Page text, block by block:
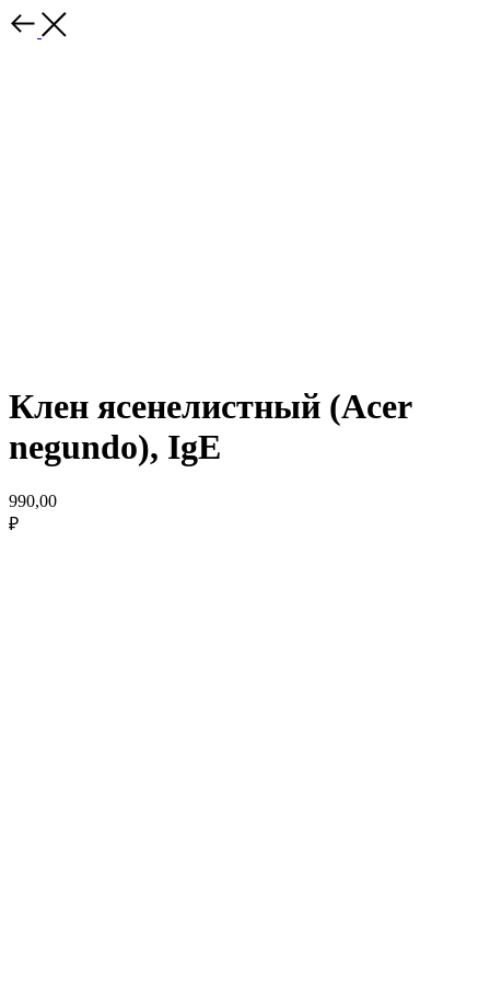
Клен ясенелистный (Acer
negundo), IgE
990,00
₽